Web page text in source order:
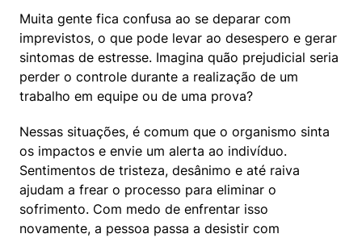
Muita gente fica confusa ao se deparar com
imprevistos, o que pode levar ao desespero e gerar
sintomas de estresse. Imagina quão prejudicial seria
perder o controle durante a realização de um
trabalho em equipe ou de uma prova?
Nessas situações, é comum que o organismo sinta
os impactos e envie um alerta ao indivíduo.
Sentimentos de tristeza, desânimo e até raiva
ajudam a frear o processo para eliminar o
sofrimento. Com medo de enfrentar isso
novamente, a pessoa passa a desistir com